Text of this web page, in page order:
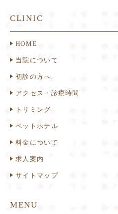
CLINIC
HOME
当院について
初診の方へ
アクセス・診療時間
トリミング
ペットホテル
料金について
求人案内
サイトマップ
MENU